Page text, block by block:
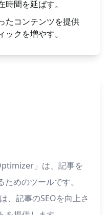
間を延ばす。
たコンテンツを提供
クを増やす。
」は、記事を
めのツールです。
、記事のSEOを向上さ